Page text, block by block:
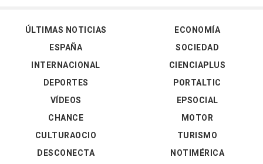
ÚLTIMAS NOTICIAS
ESPAÑA
INTERNACIONAL
DEPORTES
VÍDEOS
ECONOMÍA
SOCIEDAD
CIENCIAPLUS
PORTALTIC
EPSOCIAL
CHANCE
CULTURAOCIO
DESCONECTA
MOTOR
TURISMO
NOTIMÉRICA